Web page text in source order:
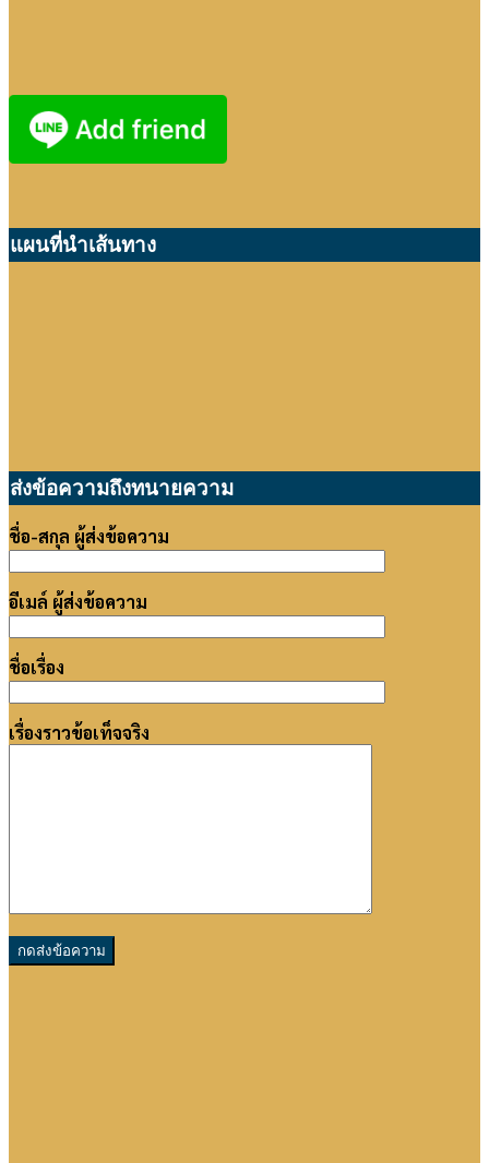
แผนที่นำเส้นทาง
ส่งข้อความถึงทนายความ
ชื่อ-สกุล ผู้ส่งข้อความ
อีเมล์ ผู้ส่งข้อความ
ชื่อเรื่อง
เรื่องราวข้อเท็จจริง